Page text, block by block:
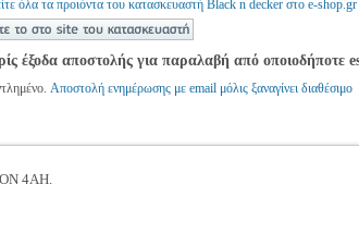
όλα τα προιόντα του κατασκευαστή Black n decker στο e-shop.gr
έξοδα αποστολής για παραλαβή από οποιοδήποτε
Αποστολή ενημέρωσης με email μόλις ξαναγίνει διαθέσιμο
4AH.